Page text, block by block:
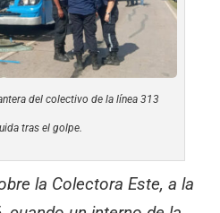
del colectivo de la línea 313
tras el golpe.
la Colectora Este, a la